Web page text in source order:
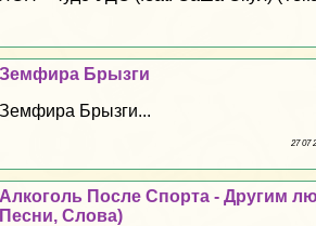
Земфира Брызги
Земфира Брызги...
27 07
Алкоголь После Спорта - Другим
Песни, Слова)